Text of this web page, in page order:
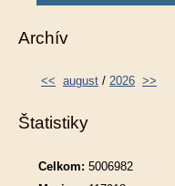
Archív
<< august / 2026 >>
Štatistiky
Celkom: 5006982